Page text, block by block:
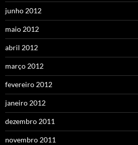
junho 2012
maio 2012
abril 2012
março 2012
fevereiro 2012
janeiro 2012
dezembro 2011
novembro 2011